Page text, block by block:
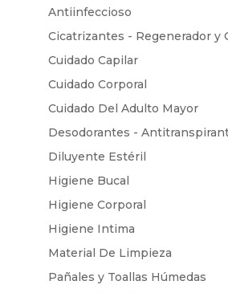
Antiinfeccioso
Cicatrizantes - Regenerador y
Cuidado Capilar
Cuidado Corporal
Cuidado Del Adulto Mayor
Desodorantes -
Diluyente Estéril
Higiene Bucal
Higiene Corporal
Higiene Intima
Material De Limpieza
Pañales y Toallas Húmedas